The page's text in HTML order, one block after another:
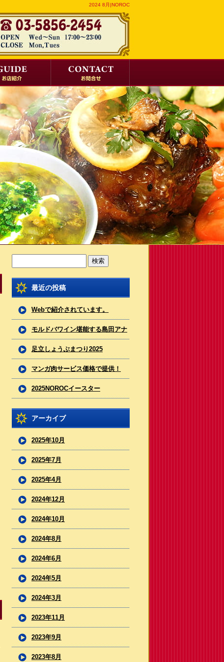
2024 8月|NOROC
最近の投稿
Webで紹介されています。
モルドバワイン堪能する島田アナ
（フジテレビ）
足立しょうぶまつり2025
マンガ肉サービス価格で提供！
2025NOROCイースター
アーカイブ
2025年10月
2025年7月
2025年4月
2024年12月
2024年10月
2024年8月
2024年6月
2024年5月
2024年3月
2023年11月
2023年9月
2023年8月